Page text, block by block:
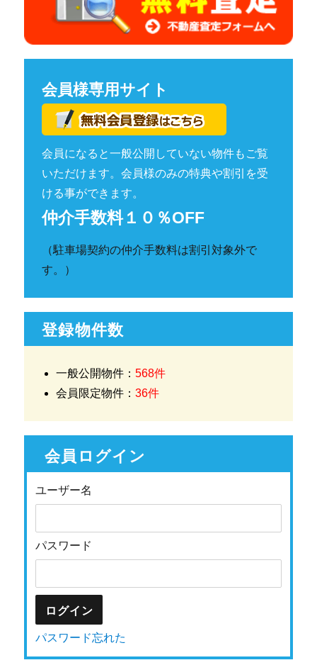
会員様専用サイト
会員になると一般公開していない物件もご覧
いただけます。会員様のみの特典や割引を受
ける事ができます。
仲介手数料１０％OFF
（駐車場契約の仲介手数料は割引対象外で
す。）
登録物件数
一般公開物件：568件
会員限定物件：36件
会員ログイン
ユーザー名
パスワード
パスワード忘れた